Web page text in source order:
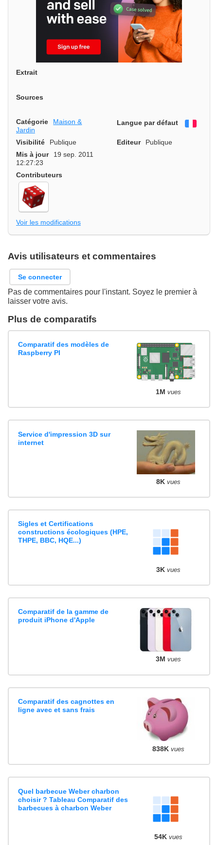
Extrait
Sources
Catégorie
Maison &
Jardin
Langue par défaut
Visibilité Publique Editeur
Publique
Mis à jour
19 sep. 2011
12:27:23
Contributeurs
Voir les modifications
Avis utilisateurs et commentaires
Se connecter
Pas de commentaires pour l'instant. Soyez le premier à
laisser votre avis.
Plus de comparatifs
Comparatif des modèles de
Raspberry PI
1M vues
Service d'impression 3D sur
internet
8K vues
Sigles et Certifications
constructions écologiques (HPE,
THPE, BBC, HQE...)
3K vues
Comparatif de la gamme de
produit iPhone d'Apple
3M vues
Comparatif des cagnottes en
ligne avec et sans frais
838K vues
Quel barbecue Weber charbon
choisir ? Tableau Comparatif des
barbecues à charbon Weber
54K vues